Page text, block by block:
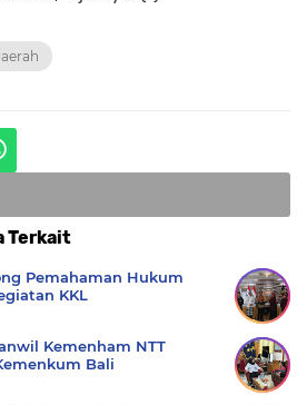
Terkait
Pemahaman Hukum
KKL
Kemenham NTT
Bali